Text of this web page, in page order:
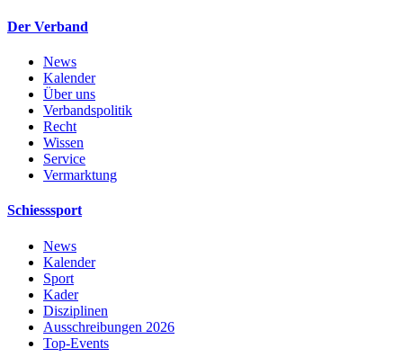
Der Verband
News
Kalender
Über uns
Verbandspolitik
Recht
Wissen
Service
Vermarktung
Schiesssport
News
Kalender
Sport
Kader
Disziplinen
Ausschreibungen 2026
Top-Events